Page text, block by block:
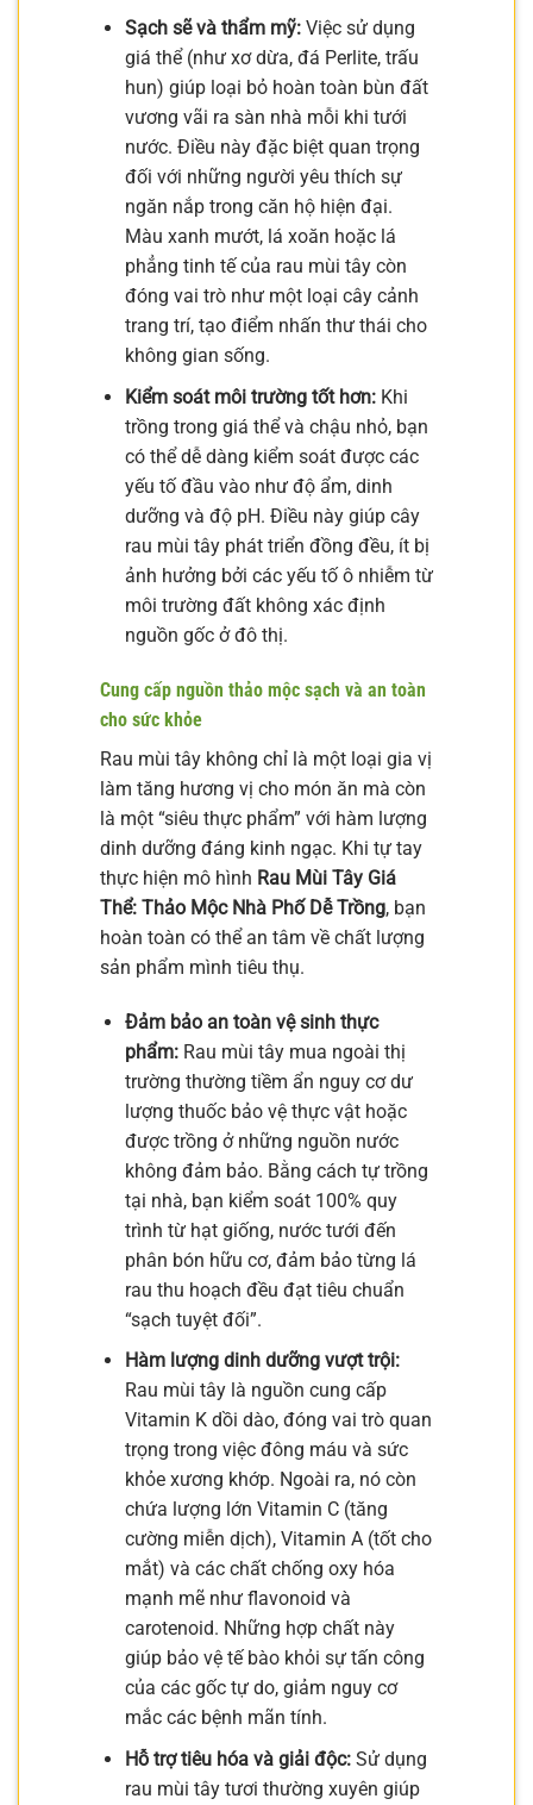
Sạch sẽ và thẩm mỹ:Việc sử dụng
giá thể (như xơ dừa, đá Perlite, trấu
hun) giúp loại bỏ hoàn toàn bùn đất
vương vãi ra sàn nhà mỗi khi tưới
nước. Điều này đặc biệt quan trọng
đối với những người yêu thích sự
ngăn nắp trong căn hộ hiện đại.
Màu xanh mướt, lá xoăn hoặc lá
phẳng tinh tế của rau mùi tây còn
đóng vai trò như một loại cây cảnh
trang trí, tạo điểm nhấn thư thái cho
không gian sống.
Kiểm soát môi trường tốt hơn:Khi
trồng trong giá thể và chậu nhỏ, bạn
có thể dễ dàng kiểm soát được các
yếu tố đầu vào như độ ẩm, dinh
dưỡng và độ pH. Điều này giúp cây
rau mùi tây phát triển đồng đều, ít bị
ảnh hưởng bởi các yếu tố ô nhiễm từ
môi trường đất không xác định
nguồn gốc ở đô thị.
Cung cấp nguồn thảo mộc sạch và an toàn
cho sức khỏe
Rau mùi tây không chỉ là một loại gia vị
làm tăng hương vị cho món ăn mà còn
là một “siêu thực phẩm” với hàm lượng
dinh dưỡng đáng kinh ngạc. Khi tự tay
thực hiện mô hình Rau Mùi Tây Giá
Thể: Thảo Mộc Nhà Phố Dễ Trồng, bạn
hoàn toàn có thể an tâm về chất lượng
sản phẩm mình tiêu thụ.
Đảm bảo an toàn vệ sinh thực
phẩm:Rau mùi tây mua ngoài thị
trường thường tiềm ẩn nguy cơ dư
lượng thuốc bảo vệ thực vật hoặc
được trồng ở những nguồn nước
không đảm bảo. Bằng cách tự trồng
tại nhà, bạn kiểm soát 100% quy
trình từ hạt giống, nước tưới đến
phân bón hữu cơ, đảm bảo từng lá
rau thu hoạch đều đạt tiêu chuẩn
“sạch tuyệt đối”.
Hàm lượng dinh dưỡng vượt trội:
Rau mùi tây là nguồn cung cấp
Vitamin K dồi dào, đóng vai trò quan
trọng trong việc đông máu và sức
khỏe xương khớp. Ngoài ra, nó còn
chứa lượng lớn Vitamin C (tăng
cường miễn dịch), Vitamin A (tốt cho
mắt) và các chất chống oxy hóa
mạnh mẽ như flavonoid và
carotenoid. Những hợp chất này
giúp bảo vệ tế bào khỏi sự tấn công
của các gốc tự do, giảm nguy cơ
mắc các bệnh mãn tính.
Hỗ trợ tiêu hóa và giải độc:Sử dụng
rau mùi tây tươi thường xuyên giúp